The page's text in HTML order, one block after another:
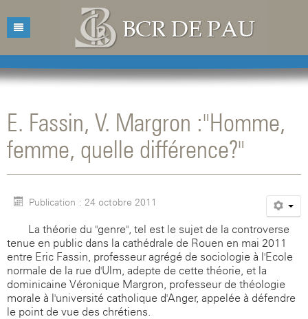
Accueil
Présentation
Horaires d'ouvertures
Mentions légales
Catalogue
Catalogue des livres
Acquisitions
Conférences
Agenda
E. Fassin, V. Margron :"Homme,
femme, quelle différence?"
Publication : 24 octobre 2011
La théorie du "genre", tel est le sujet de la controverse
tenue en public dans la cathédrale de Rouen en mai 2011
entre Eric Fassin, professeur agrégé de sociologie à l'Ecole
normale de la rue d'Ulm, adepte de cette théorie, et la
dominicaine Véronique Margron, professeur de théologie
morale à l'université catholique d'Anger, appelée à défendre
le point de vue des chrétiens.